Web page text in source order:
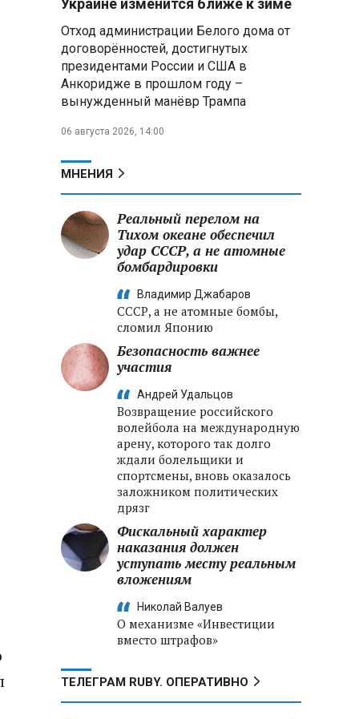
Президент Алжира готовится
к визиту в Беларусь — МИД
Алжира
300 жителей Курской области,
неизвестной
Второй энергоблок БелАЭС
вновь вышел на номинальную
мощность после диагностики
оборудования
Украине изменится ближе к зиме
Отход администрации Белого дома от
договорённостей, достигнутых
президентами России и США в
Анкоридже в прошлом году –
вынужденный манёвр Трампа
06 августа 2026, 14:00
МНЕНИЯ
Реальный перелом на
Тихом океане обеспечил
удар СССР, а не атомные
бомбардировки
Владимир Джабаров
СССР, а не атомные бомбы,
сломил Японию
Безопасность важнее
участия
Андрей Удальцов
Возвращение российского
волейбола на международную
арену, которого так долго
ждали болельщики и
спортсмены, вновь оказалось
заложником политических
дрязг
Фискальный характер
наказания должен
уступать месту реальным
вложениям
Николай Валуев
О механизме «Инвестиции
вместо штрафов»
ТЕЛЕГРАМ RUBY. ОПЕРАТИВНО